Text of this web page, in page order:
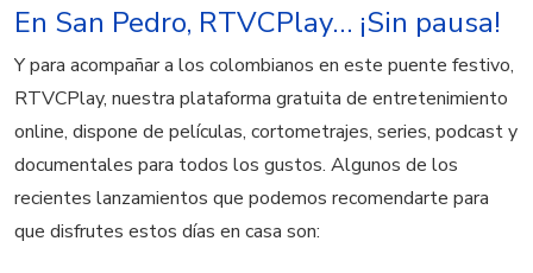
En San Pedro, RTVCPlay… ¡Sin pausa!
Y para acompañar a los colombianos en este puente festivo,
RTVCPlay, nuestra plataforma gratuita de entretenimiento
online, dispone de películas, cortometrajes, series, podcast y
documentales para todos los gustos. Algunos de los
recientes lanzamientos que podemos recomendarte para
que disfrutes estos días en casa son: